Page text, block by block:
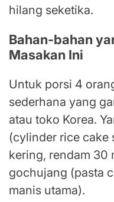
hilang seketika.
Bahan-bahan
Masakan Ini
Untuk porsi 4
sederhana yang
atau toko Korea.
(cylinder rice
kering, rendam 30
gochujang (pasta
manis utama).